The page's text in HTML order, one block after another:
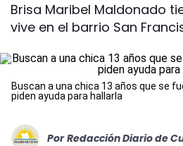
Brisa Maribel Maldonado
vive en el barrio San
Buscan a una chica 13 años que se
piden ayuda para hallarla
Por Redacción Diario de